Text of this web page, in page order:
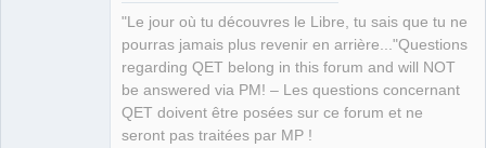
"Le jour où tu découvres le Libre, tu sais que tu ne
pourras jamais plus revenir en arrière..."Questions
regarding QET belong in this forum and will NOT
be answered via PM! – Les questions concernant
QET doivent être posées sur ce forum et ne
seront pas traitées par MP !